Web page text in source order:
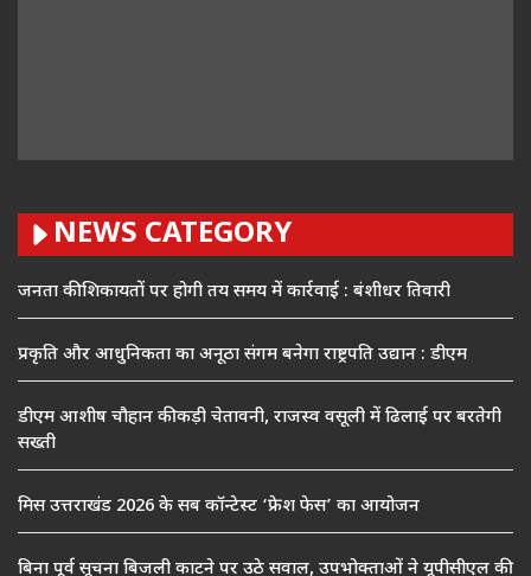
NEWS CATEGORY
जनता की शिकायतों पर होगी तय समय में कार्रवाई : बंशीधर तिवारी
प्रकृति और आधुनिकता का अनूठा संगम बनेगा राष्ट्रपति उद्यान : डीएम
डीएम आशीष चौहान की कड़ी चेतावनी, राजस्व वसूली में ढिलाई पर बरतेगी
सख्ती
मिस उत्तराखंड 2026 के सब कॉन्टेस्ट ‘फ्रेश फेस’ का आयोजन
बिना पूर्व सूचना बिजली काटने पर उठे सवाल, उपभोक्ताओं ने यूपीसीएल की